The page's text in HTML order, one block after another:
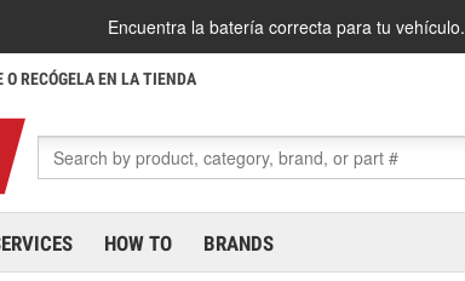
Encuentra la batería correcta para tu vehículo.
RECÓGELA EN LA TIENDA
HOW TO BRANDS